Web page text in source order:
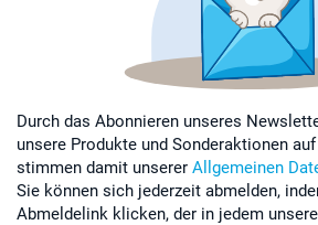
Durch das Abonnieren unseres
unsere Produkte und Sonderaktionen
stimmen damit unserer Allgemeinen
Sie können sich jederzeit abmelden,
Abmeldelink klicken, der in jedem